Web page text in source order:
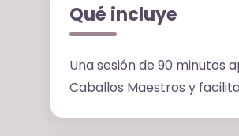
Qué incluye
Una sesión de 90 minutos
Caballos Maestros y